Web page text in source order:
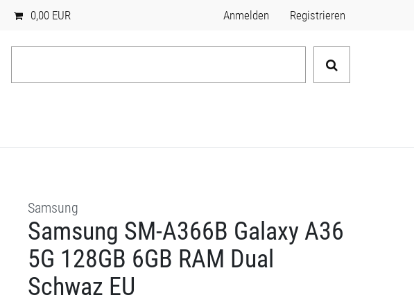
0,00 EUR Anmelden Registrieren
Samsung
Samsung SM-A366B Galaxy A36
5G 128GB 6GB RAM Dual
Schwaz EU